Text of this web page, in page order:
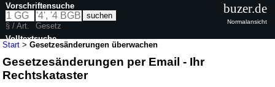
Start >Gesetzesänderungen überwachen
Gesetzesänderungen per Email - Ihr
Rechtskataster
Vorschriftensuche
§ / Art.
Gesetz
Volltextsuche
buzer.de
Normalansicht